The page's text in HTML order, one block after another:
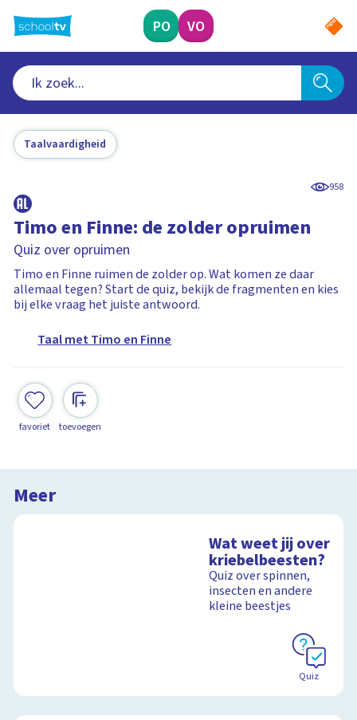
naar
hoofdinhoud
PO VO
Taalvaardigheid
958
Timo en Finne: de zolder opruimen
Quiz over opruimen
Timo en Finne ruimen de zolder op. Wat komen ze daar
allemaal tegen? Start de quiz, bekijk de fragmenten en kies
bij elke vraag het juiste antwoord.
Taal met Timo en Finne
favoriet toevoegen
Meer
Wat weet jij over
kriebelbeesten?
Quiz over spinnen,
insecten en andere
kleine beestjes
Quiz